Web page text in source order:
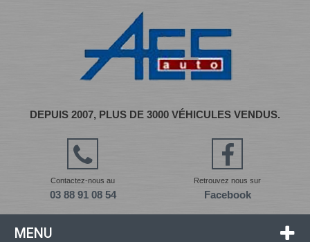
DEPUIS 2007, PLUS DE 3000 VÉHICULES VENDUS.
Retrouvez nous sur
Facebook
Contactez-nous au
03 88 91 08 54
MENU